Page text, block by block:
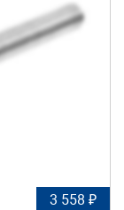
3 558 ₽